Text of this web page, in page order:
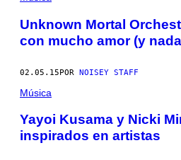
Unknown Mortal
con mucho amor (y
02.05.15POR NOISEY STAFF
Música
Yayoi Kusama y Nicki
inspirados en artistas